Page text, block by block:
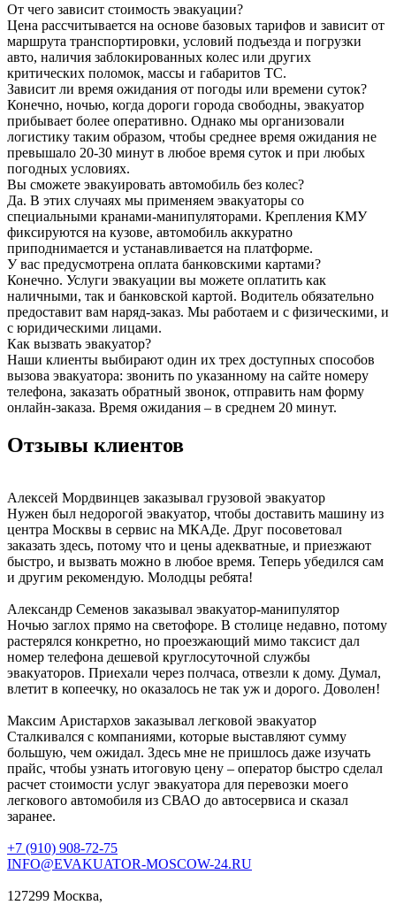
От чего зависит стоимость эвакуации?
Цена рассчитывается на основе базовых тарифов и зависит от
маршрута транспортировки, условий подъезда и погрузки
авто, наличия заблокированных колес или других
критических поломок, массы и габаритов ТС.
Зависит ли время ожидания от погоды или времени суток?
Конечно, ночью, когда дороги города свободны, эвакуатор
прибывает более оперативно. Однако мы организовали
логистику таким образом, чтобы среднее время ожидания не
превышало 20-30 минут в любое время суток и при любых
погодных условиях.
Вы сможете эвакуировать автомобиль без колес?
Да. В этих случаях мы применяем эвакуаторы со
специальными кранами-манипуляторами. Крепления КМУ
фиксируются на кузове, автомобиль аккуратно
приподнимается и устанавливается на платформе.
У вас предусмотрена оплата банковскими картами?
Конечно. Услуги эвакуации вы можете оплатить как
наличными, так и банковской картой. Водитель обязательно
предоставит вам наряд-заказ. Мы работаем и с физическими, и
с юридическими лицами.
Как вызвать эвакуатор?
Наши клиенты выбирают один их трех доступных способов
вызова эвакуатора: звонить по указанному на сайте номеру
телефона, заказать обратный звонок, отправить нам форму
онлайн-заказа. Время ожидания – в среднем 20 минут.
Отзывы клиентов
Алексей Мордвинцев заказывал грузовой эвакуатор
Нужен был недорогой эвакуатор, чтобы доставить машину из
центра Москвы в сервис на МКАДе. Друг посоветовал
заказать здесь, потому что и цены адекватные, и приезжают
быстро, и вызвать можно в любое время. Теперь убедился сам
и другим рекомендую. Молодцы ребята!
Александр Семенов заказывал эвакуатор-манипулятор
Ночью заглох прямо на светофоре. В столице недавно, потому
растерялся конкретно, но проезжающий мимо таксист дал
номер телефона дешевой круглосуточной службы
эвакуаторов. Приехали через полчаса, отвезли к дому. Думал,
влетит в копеечку, но оказалось не так уж и дорого. Доволен!
Максим Аристархов заказывал легковой эвакуатор
Сталкивался с компаниями, которые выставляют сумму
большую, чем ожидал. Здесь мне не пришлось даже изучать
прайс, чтобы узнать итоговую цену – оператор быстро сделал
расчет стоимости услуг эвакуатора для перевозки моего
легкового автомобиля из СВАО до автосервиса и сказал
заранее.
+7 (910) 908-72-75
INFO@EVAKUATOR-MOSCOW-24.RU
127299 Москва,